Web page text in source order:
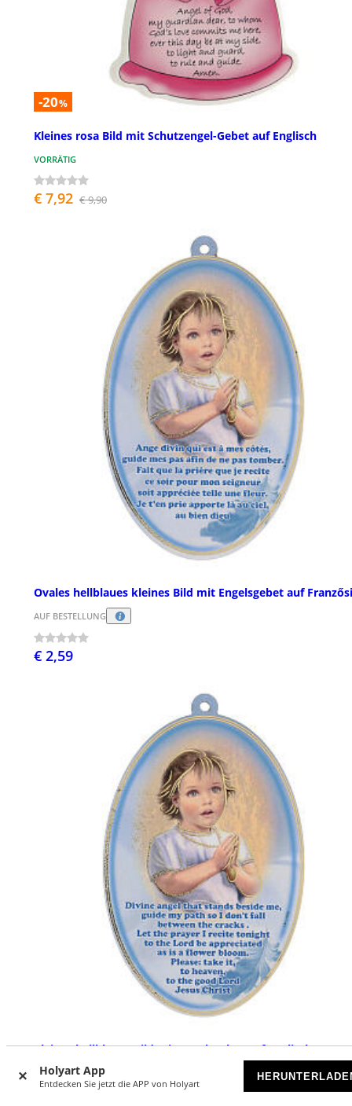
Holyart App
Entdecken Sie jetzt die APP von Holyart
-20%
Kleines rosa Bild mit Schutzengel-Gebet auf Englisch
VORRÄTIG
€ 7,92 € 9,90
Ovales hellblaues kleines Bild mit Engelsgebet auf
AUF BESTELLUNG
€ 2,59
Kleines hellblaues Bild mit Engelsgebet auf Englisch
AUF BESTELLUNG